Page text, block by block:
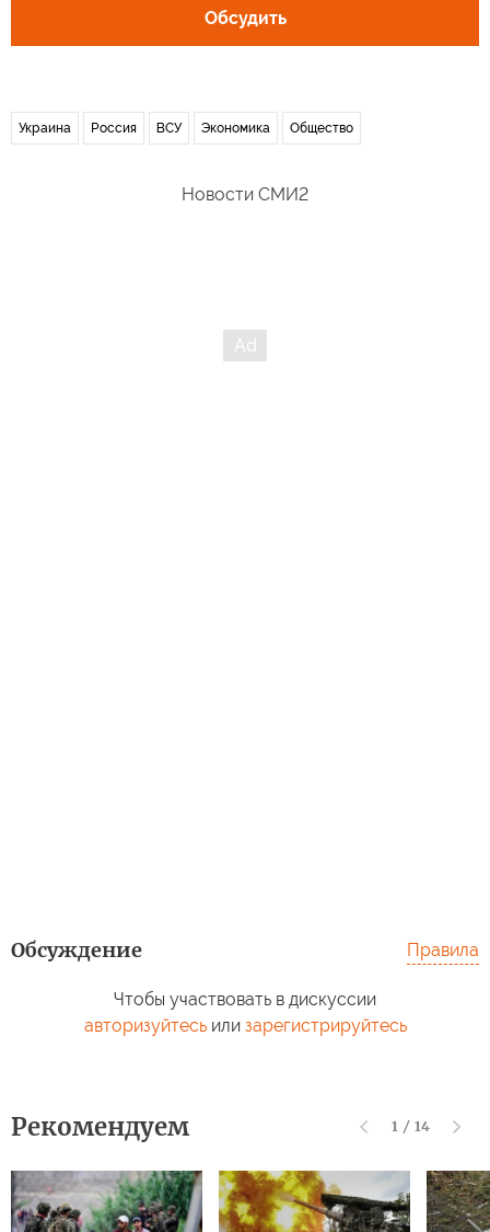
Обсудить
Украина Россия ВСУ Экономика Общество
Новости СМИ2
Обсуждение Правила
Чтобы участвовать в дискуссии
авторизуйтесьили зарегистрируйтесь
Рекомендуем 1 / 14